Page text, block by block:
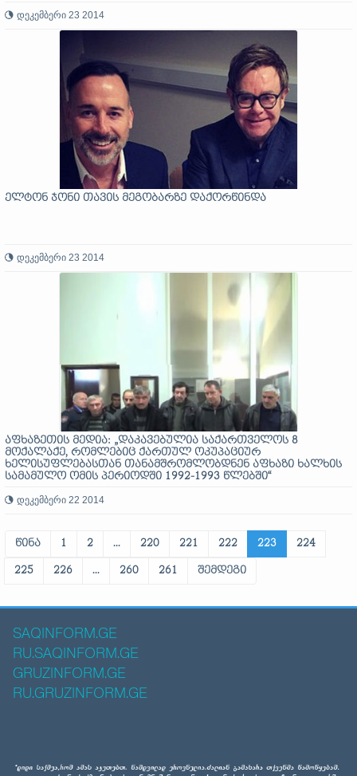
დეკემბერი 23 2014
ელტონ ჯონი თავის მეგობარზე დაქორწინდა
დეკემბერი 23 2014
აფხაზეთის მედია: „დაკავებულია საქართველოს 8
მოქალაქე, რომლებიც ქართულ ოკუპაციურ
ხელისუფლებასთან თანამშრომლობდნენ აფხაზი ხალხის
სამამულო ომის პერიოდში 1992-1993 წლებში“
დეკემბერი 22 2014
წინა 1 2 ... 220 221 222 223 224
225 226 ... 260 261 შემდეგი
SAQINFORM.GE
RU.SAQINFORM.GE
GRUZINFORM.GE
RU.GRUZINFORM.GE